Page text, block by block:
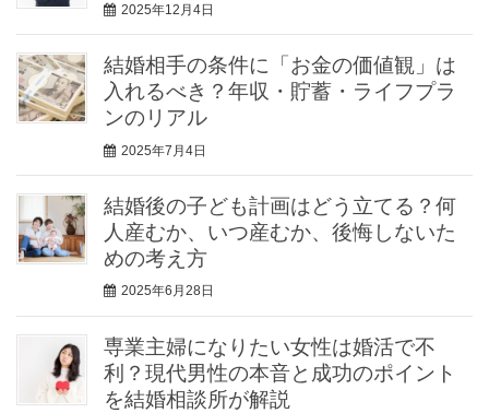
2025年12月4日
結婚相手の条件に「お金の価値観」は
入れるべき？年収・貯蓄・ライフプラ
ンのリアル
2025年7月4日
結婚後の子ども計画はどう立てる？何
人産むか、いつ産むか、後悔しないた
めの考え方
2025年6月28日
専業主婦になりたい女性は婚活で不
利？現代男性の本音と成功のポイント
を結婚相談所が解説